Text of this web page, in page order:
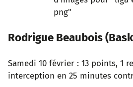
Rodrigue Beaubois
Samedi 10 février : 13 points, 1
interception en 25 minutes